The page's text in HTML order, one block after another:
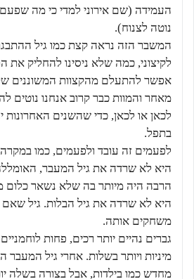
העמידה (שם אירוני למדי כי מה
נוטה לצנוח).
המשבר הזה נראה קצת כמו גיל
לקיצוני, כמה שלא ניסינו להחליק את
אפשר להתעלם מהקצוות המשוננים
מאחר והמוות כבר קרוב אנחנו נוטים
לכאן או לכאן, כדי שהשנים האחרונות
בתפל.
לפעמים זה עובד ולפעמים, כמו
היא לא שרדה את גיל המעבר,
הרבה היה מיותר בה שלא נשאר כלום
היא לא שרדה את גיל הבלות. גיל שאם
משחקים אותה.
גברים נהיים יותר רכים, פחות
מיניות ויותר בשלות. אחרי גיל המעבר
מחדש כמו בילדות, אבל בצורה בשלה